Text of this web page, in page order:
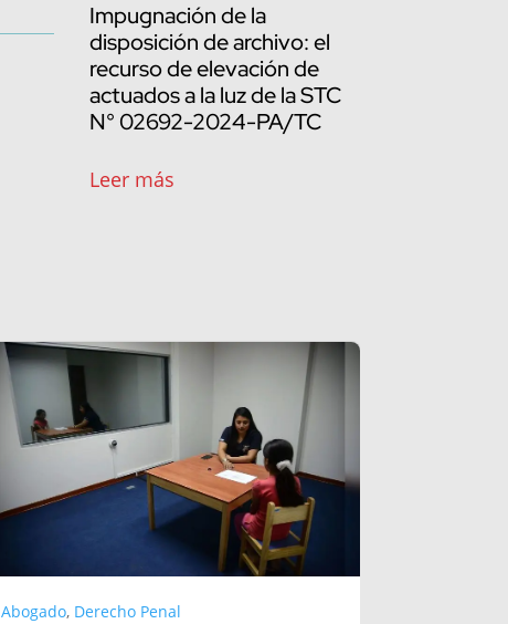
Impugnación de la
disposición de archivo: el
recurso de elevación de
actuados a la luz de la STC
N° 02692-2024-PA/TC
Leer más
Abogado, Derecho Penal